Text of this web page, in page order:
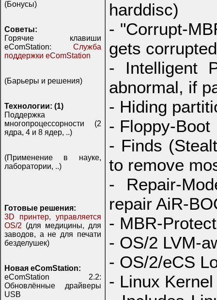
(Бонусы)
Советы:
Горячие клавиши
eComStation: Служба
поддержки eComStation
(Барьеры и решения)
Технологии: (1)
Поддержка
многопроцессорности (2
ядра, 4 и 8 ядер, ..)
(Применение в науке,
лаборатории, ..)
Готовые решения:
3D принтер, управляется
OS/2 (для медицины, для
заводов, а не для печати
безделушек)
Новая eComStation:
eComStation 2.2:
Обновлённые драйверы
USB
harddisc)
- "Corrupt-
gets
- Intelligent
abnormal, if
- Hiding
- Floppy-Boot
- Finds
to remove
- Repair-
repair AiR-
- MBR-
- OS/2 LVM-
- OS/2/eCS
- Linux